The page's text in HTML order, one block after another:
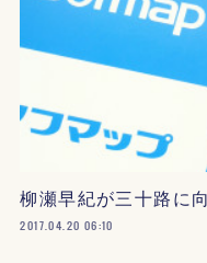
柳瀬早紀が三十路に
2017.04.20 06:10